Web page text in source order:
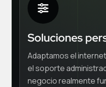
Soluciones
Adaptamos el
el soporte
negocio realmente